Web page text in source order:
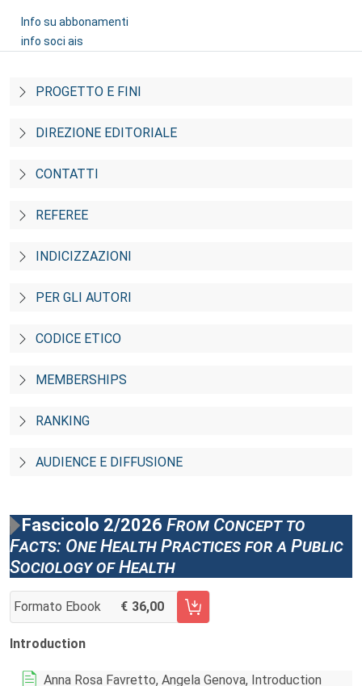
Info su abbonamenti
info soci ais
PROGETTO E FINI
DIREZIONE EDITORIALE
CONTATTI
REFEREE
INDICIZZAZIONI
PER GLI AUTORI
CODICE ETICO
MEMBERSHIPS
RANKING
AUDIENCE E DIFFUSIONE
Fascicolo 2/2026 From Concept to
Facts: One Health Practices for a Public
Sociology of Health
Formato Ebook 36,00
AGGIUNGI AL CARRELLO FASCICOLO 2/2026
Introduction
Anna Rosa Favretto, Angela Genova, Introduction